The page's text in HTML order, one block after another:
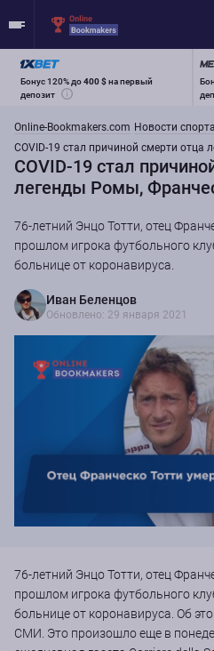
Бонус 120% до400 $на первый
депозит
Online-Bookmakers.com Новости
COVID-19 стал причиной смерти отца
COVID-19 стал
легенды Ромы,
76-летний Энцо Тотти, отец
прошлом игрока футбольного
больнице от коронавируса.
Иван Беленцов
Обновлено: 29 января 2021
76-летний Энцо Тотти, отец
прошлом игрока футбольного
больнице от коронавируса. Об
СМИ. Это произошло еще в